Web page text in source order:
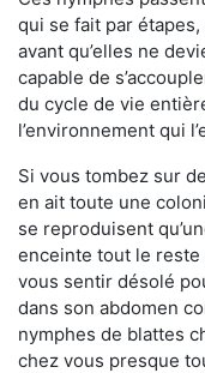
qui se fait par
avant qu’elles ne
capable de
du cycle de vie
l’environnement qui
Si vous tombez sur
en ait toute une
se reproduisent
enceinte tout le reste
vous sentir désolé
dans son abdomen
nymphes de blattes
chez vous presque